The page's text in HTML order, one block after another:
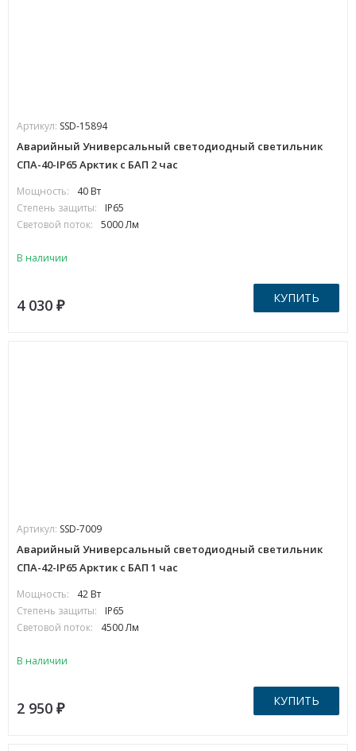
Артикул: SSD-15894
Аварийный Универсальный светодиодный светильник
СПА-40-IP65 Арктик с БАП 2 час
Мощность:
40 Вт
Степень защиты:
IP65
Световой поток:
5000 Лм
В наличии
4 030 ₽ КУПИТЬ
Артикул: SSD-7009
Аварийный Универсальный светодиодный светильник
СПА-42-IP65 Арктик с БАП 1 час
Мощность:
42 Вт
Степень защиты:
IP65
Световой поток:
4500 Лм
В наличии
2 950 ₽ КУПИТЬ